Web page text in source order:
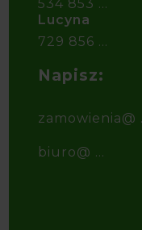
534 853 ...
Lucyna
729 856 ...
Napisz:
zamowienia@
biuro@ ...